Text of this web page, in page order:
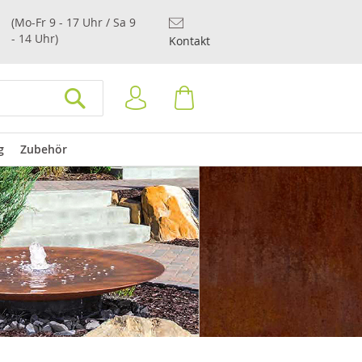
(Mo-Fr 9 - 17 Uhr / Sa 9
- 14 Uhr)
Kontakt
Anmelden
Zubehör